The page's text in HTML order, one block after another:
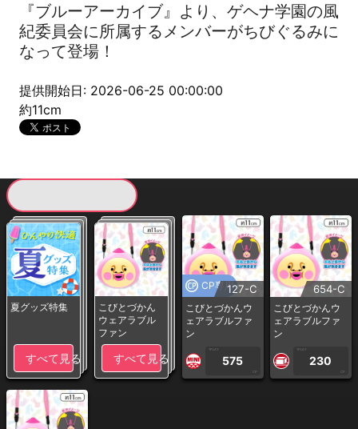
『ブルーアーカイブ』より、ゲヘナ学園の風
紀委員会に所属するメンバーがちびぐるみに
なって登場！
提供開始日: 2026-06-25 00:00:00
約11cm
夏グッズ特集
すべて見る
こびとづかん
ウェアラブル
ファン
すべて見る
CP専用127-C
こびとづかんウ
ェアラブルファ
ン
1PLAY
575
CP
654-C
こびとづかんウ
ェアラブルファ
ン
1PLAY
230
CP